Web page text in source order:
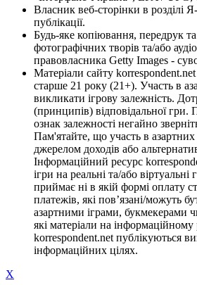
Власник веб-сторінки в розділі
публікації.
Будь-яке копіювання, передрук
фотографічних творів та/або
правовласника Getty Images -
Матеріали сайту korrespondent.net
старше 21 року (21+). Участь в
викликати ігрову залежність.
(принципів) відповідальної
ознак залежності негайно
Пам'ятайте, що участь в
джерелом доходів або
Інформаційний ресурс
ігри на реальні та/або
приймає ні в якій формі оплату
платежів, які пов’язані/можуть
азартними іграми, букмекерами
які матеріали на інформаційному
korrespondent.net публікуються
інформаційних цілях.
X